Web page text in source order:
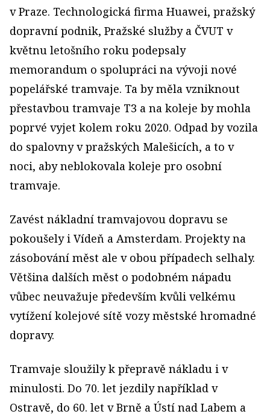
v Praze. Technologická firma Huawei, pražský
dopravní podnik, Pražské služby a ČVUT v
květnu letošního roku podepsaly
memorandum o spolupráci na vývoji nové
popelářské tramvaje. Ta by měla vzniknout
přestavbou tramvaje T3 a na koleje by mohla
poprvé vyjet kolem roku 2020. Odpad by vozila
do spalovny v pražských Malešicích, a to v
noci, aby neblokovala koleje pro osobní
tramvaje.
Zavést nákladní tramvajovou dopravu se
pokoušely i Vídeň a Amsterdam. Projekty na
zásobování měst ale v obou případech selhaly.
Většina dalších měst o podobném nápadu
vůbec neuvažuje především kvůli velkému
vytížení kolejové sítě vozy městské hromadné
dopravy.
Tramvaje sloužily k přepravě nákladu i v
minulosti. Do 70. let jezdily například v
Ostravě, do 60. let v Brně a Ústí nad Labem a